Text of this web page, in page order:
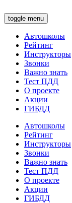
toggle menu
Автошколы
Рейтинг
Инструкторы
Звонки
Важно знать
Тест ПДД
О проекте
Акции
ГИБДД
Автошколы
Рейтинг
Инструкторы
Звонки
Важно знать
Тест ПДД
О проекте
Акции
ГИБДД